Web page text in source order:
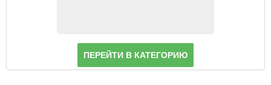
ПЕРЕЙТИ В КАТЕГОРИЮ